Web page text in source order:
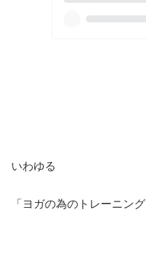
いわゆる
「ヨガの為のトレーニング